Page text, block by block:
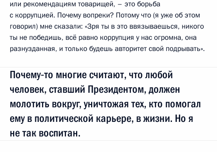
или рекомендациям товарищей, – это борьба
с коррупцией. Почему вопреки? Потому что (я уже об этом
говорил) мне сказали: «Зря ты в это ввязываешься, никого
ты не победишь, всё равно коррупция у нас огромна, она
разнузданная, и только будешь авторитет свой подрывать».
Почему‑то многие считают, что любой
человек, ставший Президентом, должен
молотить вокруг, уничтожая тех, кто помогал
ему в политической карьере, в жизни. Но я
не так воспитан.